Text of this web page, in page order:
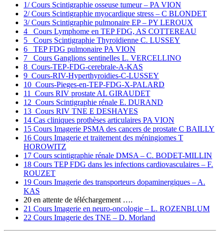
1/ Cours Scintigraphie osseuse tumeur – PA VION
2/ Cours Scintigraphie myocardique stress – C BLONDET
3/ Cours Scintigraphie pulmonaire EP – PY LEROUX
4_ Cours Lymphome en TEP FDG, AS COTTEREAU
5_ Cours Scintigraphie Thyroïdienne C. LUSSEY
6_ TEP FDG pulmonaire PA VION
7_ Cours Ganglions sentinelles L. VERCELLINO
8_Cours-TEP-FDG-cerebrale-A-KAS
9_Cours-RIV-Hyperthyroidies-C-LUSSEY
10_Cours-Pieges-en-TEP-FDG-X-PALARD
11_Cours RIV prostate AL GIRAUDET
12_Cours Scintigraphie rénale E. DURAND
13_Cours RIV TNE E DESHAYES
14 Cas cliniques prothèses articulaires PA VION
15 Cours Imagerie PSMA des cancers de prostate C BAILLY
16 Cours Imagerie et traitement des méningiomes T
HOROWITZ
17 Cours scintigraphie rénale DMSA – C. BODET-MILLIN
18 Cours TEP FDG dans les infections cardiovasculaires – F.
ROUZET
19 Cours Imagerie des transporteurs dopaminergiques – A.
KAS
20 en attente de téléchargement ….
21 Cours Imagerie en neuro-oncologie – L. ROZENBLUM
22 Cours Imagerie des TNE – D. Morland